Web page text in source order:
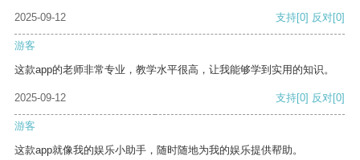
2025-09-12 支持[0] 反对[0]
游客
这款app的老师非常专业，教学水平很高，让我能够学到实用的知识。
2025-09-12 支持[0] 反对[0]
游客
这款app就像我的娱乐小助手，随时随地为我的娱乐提供帮助。